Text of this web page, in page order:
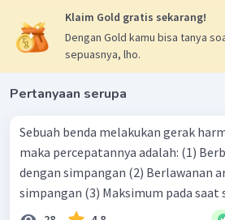
Klaim Gold gratis sekarang!
Dengan Gold kamu bisa tanya
sepuasnya, lho.
Pertanyaan serupa
Sebuah benda melakukan gerak
maka percepatannya adalah: (1) Berbanding terbalik
dengan simpangan (2) Berlawanan arah dengan arah
simpangan (3) Maksimum pada